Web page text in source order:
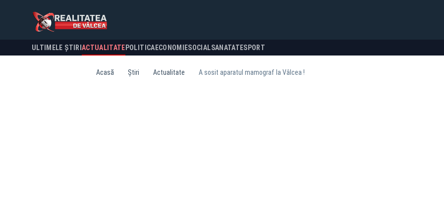
ULTIMELE ȘTIRI ACTUALITATE POLITICA ECONOMIESOCIALSANATATESPORT
Acasă Știri Actualitate A sosit aparatul mamograf la Vâlcea !